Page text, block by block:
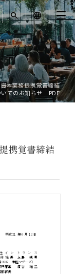
search language
本業務提携覚書締結
いてのお知らせ PDF
携覚書締結